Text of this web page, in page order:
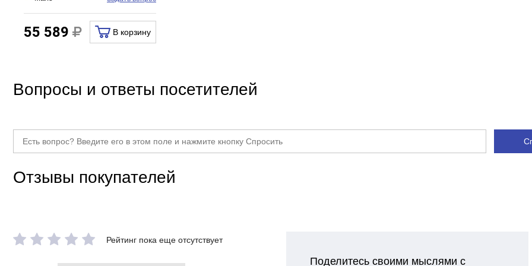
Назначение
Для дома
Для медицины
Для сервера
Да
Для станков
Для чувствительного оборудования
Цифровой дисплей
55 589 В корзину
Вопросы и ответы посетителей
Отзывы покупателей
Рейтинг пока еще отсутствует
Поделитесь своими мыслями с